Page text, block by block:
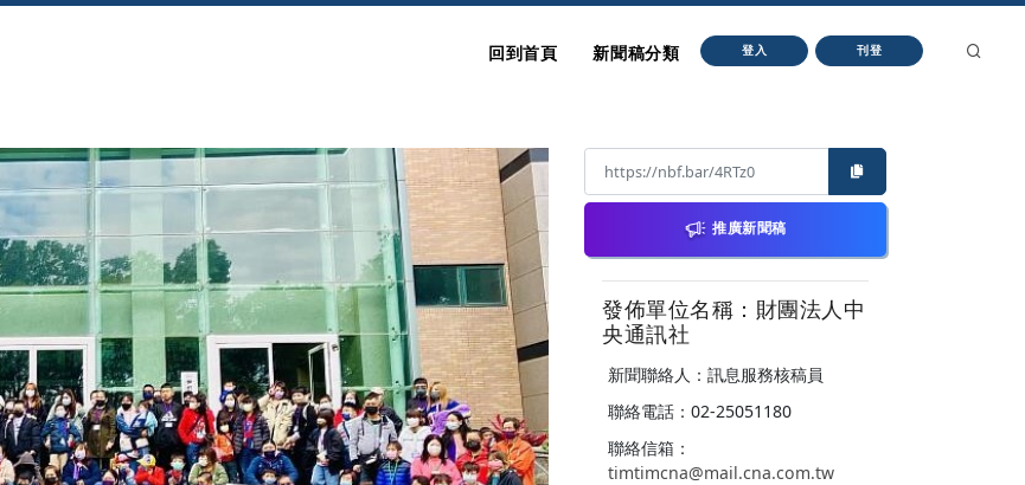
回到首頁 新聞稿分類 登入 刊登
推廣新聞稿
發佈單位名稱：財團法人中
央通訊社
新聞聯絡人：訊息服務核稿員
聯絡電話：02-25051180
聯絡信箱：
timtimcna@mail.cna.com.tw